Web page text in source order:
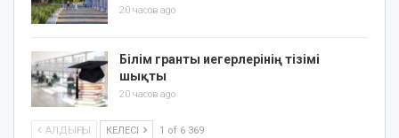
20 часов ago
Білім гранты иегерлерінің тізімі
шықты
20 часов ago
АЛДЫҢҒЫ КЕЛЕСІ 1 of 6 369